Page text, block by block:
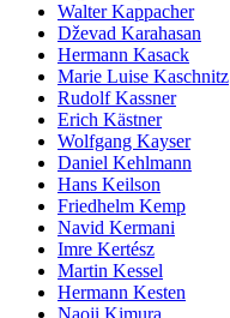
Walter Kappacher
Dževad Karahasan
Hermann Kasack
Marie Luise Kaschnitz
Rudolf Kassner
Erich Kästner
Wolfgang Kayser
Daniel Kehlmann
Hans Keilson
Friedhelm Kemp
Navid Kermani
Imre Kertész
Martin Kessel
Hermann Kesten
Naoji Kimura